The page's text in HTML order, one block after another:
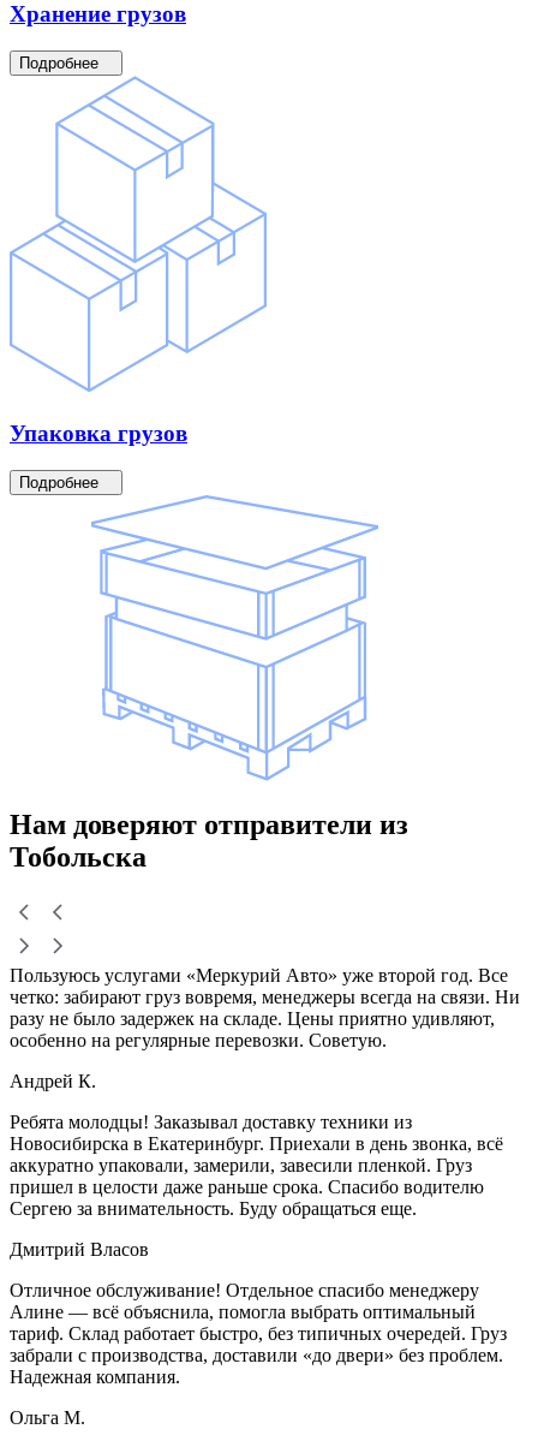
Хранение грузов
Подробнее
Упаковка грузов
Подробнее
Нам доверяют отправители из
Тобольска
Пользуюсь услугами «Меркурий Авто» уже второй год. Все
четко: забирают груз вовремя, менеджеры всегда на связи. Ни
разу не было задержек на складе. Цены приятно удивляют,
особенно на регулярные перевозки. Советую.
Андрей К.
Ребята молодцы! Заказывал доставку техники из
Новосибирска в Екатеринбург. Приехали в день звонка, всё
аккуратно упаковали, замерили, завесили пленкой. Груз
пришел в целости даже раньше срока. Спасибо водителю
Сергею за внимательность. Буду обращаться еще.
Дмитрий Власов
Отличное обслуживание! Отдельное спасибо менеджеру
Алине — всё объяснила, помогла выбрать оптимальный
тариф. Склад работает быстро, без типичных очередей. Груз
забрали с производства, доставили «до двери» без проблем.
Надежная компания.
Ольга М.